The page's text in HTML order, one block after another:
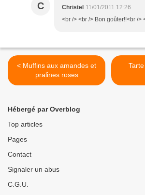
C Christel 11/01/2011 12:26
<br /> <br /> Bon goûter!!<br />
< Muffins aux amandes et
pralines roses
Hébergé par Overblog
Top articles
Pages
Contact
Signaler un abus
C.G.U.